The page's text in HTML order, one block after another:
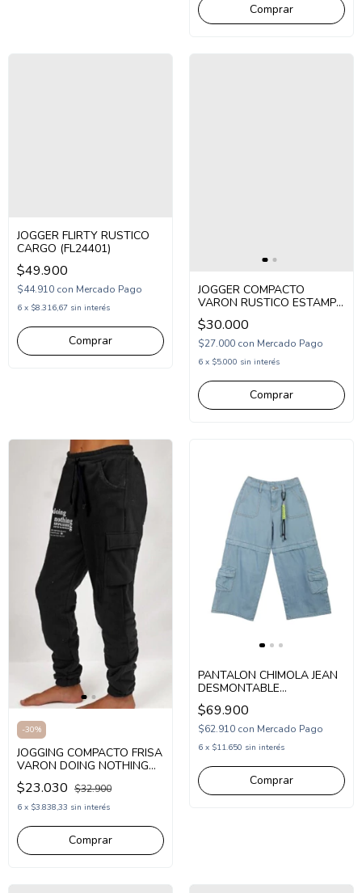
Comprar
JOGGER FLIRTY RUSTICO
CARGO (FL24401)
$49.900
$44.910 con Mercado Pago
6 x $8.316,67 sin interés
Comprar
JOGGER COMPACTO
VARON RUSTICO ESTAMPA
DONT PANE (COM263628)
$30.000
$27.000 con Mercado Pago
6 x $5.000 sin interés
Comprar
-30%
JOGGING COMPACTO FRISA
VARON DOING NOTHING
(COM243006)
$23.030 $32.900
6 x $3.838,33 sin interés
Comprar
PANTALON CHIMOLA JEAN
DESMONTABLE
(CH26PAT32)
$69.900
$62.910 con Mercado Pago
6 x $11.650 sin interés
Comprar